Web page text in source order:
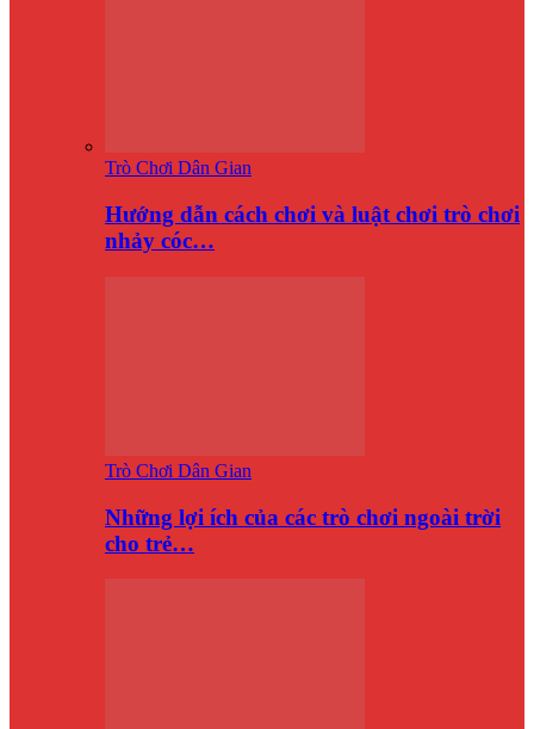
Trò Chơi Dân Gian
Hướng dẫn cách chơi và luật chơi trò chơi
nhảy cóc…
Trò Chơi Dân Gian
Những lợi ích của các trò chơi ngoài trời
cho trẻ…